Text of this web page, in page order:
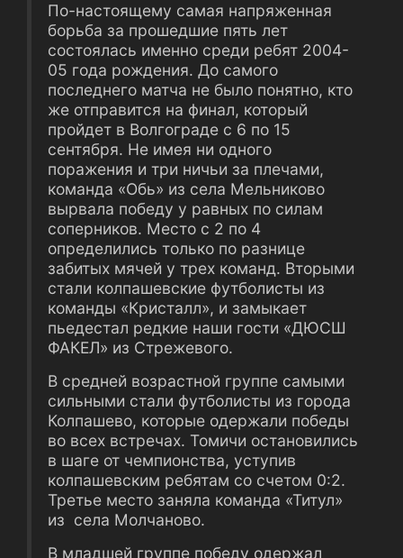
По-настоящему самая напряженная
борьба за прошедшие пять лет
состоялась именно среди ребят 2004-
05 года рождения. До самого
последнего матча не было понятно, кто
же отправится на финал, который
пройдет в Волгограде с 6 по 15
сентября. Не имея ни одного
поражения и три ничьи за плечами,
команда «Обь» из села Мельниково
вырвала победу у равных по силам
соперников. Место с 2 по 4
определились только по разнице
забитых мячей у трех команд. Вторыми
стали колпашевские футболисты из
команды «Кристалл», и замыкает
пьедестал редкие наши гости «ДЮСШ
ФАКЕЛ» из Стрежевого.
В средней возрастной группе самыми
сильными стали футболисты из города
Колпашево, которые одержали победы
во всех встречах. Томичи остановились
в шаге от чемпионства, уступив
колпашевским ребятам со счетом 0:2.
Третье место заняла команда «Титул»
из села Молчаново.
В младшей группе победу одержал